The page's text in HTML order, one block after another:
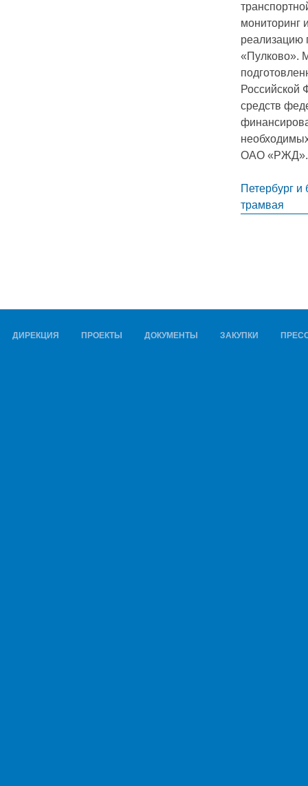
мониторинг
реализацию
«Пулково».
Российской
средств
ОАО «РЖД».
Петербург
трамвая
ДИРЕКЦИЯ ПРОЕКТЫ ДОКУМЕНТЫ ЗАКУПКИ